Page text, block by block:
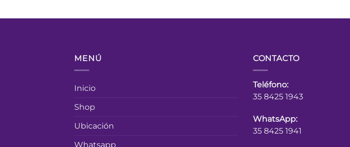
MENÚ
Inicio
Shop
Ubicación
Whatsapp
CONTACTO
Teléfono:
35 8425 1943
WhatsApp:
35 8425 1941